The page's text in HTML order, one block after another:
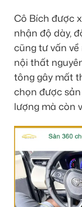
Cô Bích được
nhận độ dày,
cũng tư vấn
nội thất
tông gây mất
chọn được
lượng mà còn